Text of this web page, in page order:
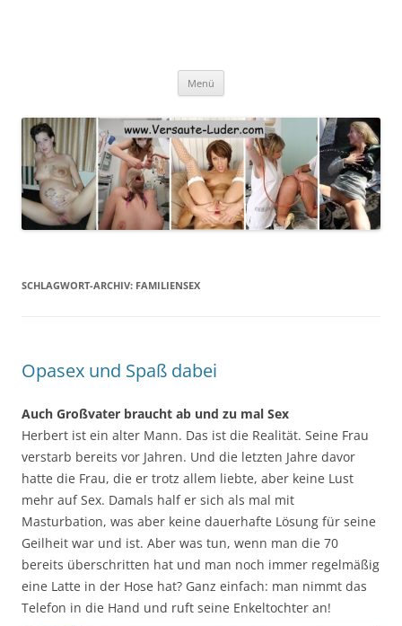
Menü
SCHLAGWORT-ARCHIV: FAMILIENSEX
Opasex und Spaß dabei
Auch Großvater braucht ab und zu mal Sex
Herbert ist ein alter Mann. Das ist die Realität. Seine Frau
verstarb bereits vor Jahren. Und die letzten Jahre davor
hatte die Frau, die er trotz allem liebte, aber keine Lust
mehr auf Sex. Damals half er sich als mal mit
Masturbation, was aber keine dauerhafte Lösung für seine
Geilheit war und ist. Aber was tun, wenn man die 70
bereits überschritten hat und man noch immer regelmäßig
eine Latte in der Hose hat? Ganz einfach: man nimmt das
Telefon in die Hand und ruft seine Enkeltochter an!